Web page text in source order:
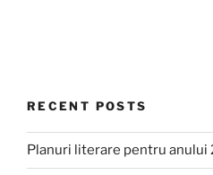
RECENT POSTS
Planuri literare pentru anului